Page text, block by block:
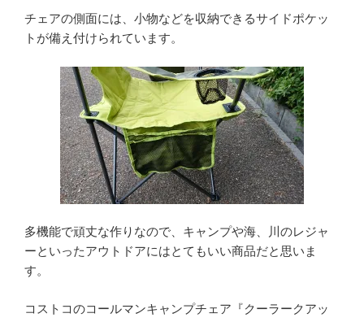
チェアの側面には、小物などを収納できるサイドポケッ
トが備え付けられています。
多機能で頑丈な作りなので、キャンプや海、川のレジャ
ーといったアウトドアにはとてもいい商品だと思いま
す。
コストコのコールマンキャンプチェア『クーラークアッ